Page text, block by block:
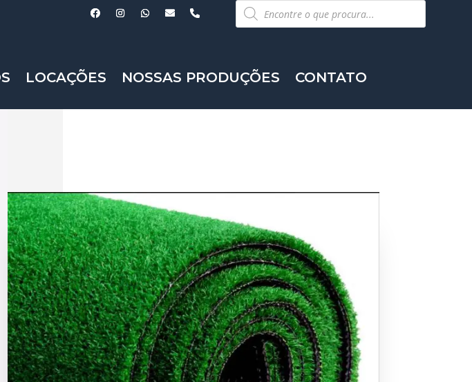
Pesquisar
produtos
LOCAÇÕES NOSSAS PRODUÇÕES CONTATO